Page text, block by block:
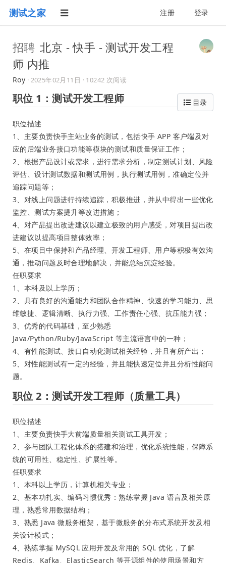
测试之家 注册 登录
招聘 北京 - 快手 - 测试开发工程
师 内推
Roy · 2025年02月11日 · 10242 次阅读
目录
职位 1：测试开发工程师
职位描述
1、主要负责快手主站业务的测试，包括快手 APP 客户端及对
应的后端业务接口功能等模块的测试和质量保证工作；
2、根据产品设计或需求，进行需求分析，制定测试计划、风险
评估、设计测试数据和测试用例，执行测试用例，准确定位并
追踪问题等；
3、对线上问题进行持续追踪，积极推进，并从中得出一些优化
监控、测试方案提升等改进措施；
4、对产品提出改进建议以建立极致的用户感受，对项目提出改
进建议以提高项目整体效率；
5、在项目中保持和产品经理、开发工程师、用户等积极有效沟
通，推动问题及时合理地解决，并能总结沉淀经验。
任职要求
1、本科及以上学历；
2、具有良好的沟通能力和团队合作精神、快速的学习能力、思
维敏捷、逻辑清晰、执行力强、工作责任心强、抗压能力强；
3、优秀的代码基础，至少熟悉
Java/Python/Ruby/JavaScript 等主流语言中的一种；
4、有性能测试、接口自动化测试相关经验，并且有所产出；
5、对性能测试有一定的经验，并且能快速定位并且分析性能问
题。
职位 2：测试开发工程师（质量工具）
职位描述
1、主要负责快手大前端质量相关测试工具开发；
2、参与团队工程化体系的搭建和治理，优化系统性能，保障系
统的可用性、稳定性、扩展性等。
任职要求
1、本科以上学历，计算机相关专业；
2、基本功扎实、编码习惯优秀：熟练掌握 Java 语言及相关原
理，熟悉常用数据结构；
3、熟悉 Java 微服务框架，基于微服务的分布式系统开发及相
关设计模式；
4、熟练掌握 MySQL 应用开发及常用的 SQL 优化，了解
Redis、Kafka、ElasticSearch 等开源组件的使用场景和方